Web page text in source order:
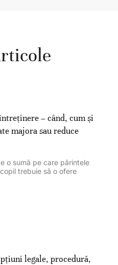
– când, cum și
majora sau reduce
o sumă pe care părintele
trebuie să o ofere
legale, procedură,